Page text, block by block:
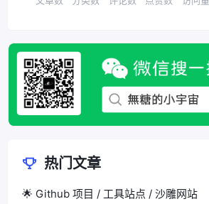
热门文章
🌟 Github 项目 / 工具站点 / 沙雕网站